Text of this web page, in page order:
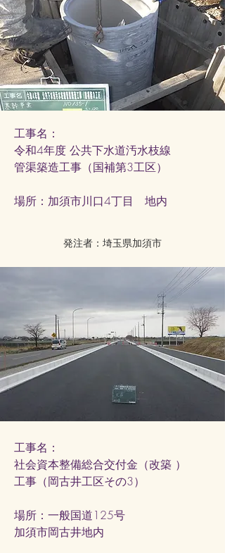
工事名：
令和4年度 公共下水道汚水枝線
管渠築造工事（国補第3工区）
​場所：加須市川口4丁目 地内
発注者：埼玉県加須市
工事名：
社会資本整備総合交付金（改築 ）
工事（岡古井工区その3）
​場所：一般国道125号
加須市岡古井地内